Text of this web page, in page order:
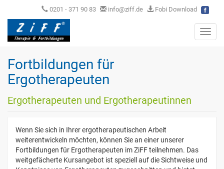
0201 - 371 90 83 info@ziff.de Fobi Download
Fortbildungen für
Ergotherapeuten
Ergotherapeuten und Ergotherapeutinnen
Wenn Sie sich in Ihrer ergotherapeutischen Arbeit
weiterentwickeln möchten, können Sie an einer unserer
Fortbildungen für Ergotherapeuten im ZiFF teilnehmen. Das
weitgefächerte Kursangebot ist speziell auf die Sichtweise und